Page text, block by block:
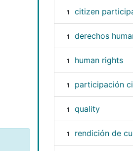
1 citizen
1 derechos
1 human rights
1 participación
1 quality
1 rendición de